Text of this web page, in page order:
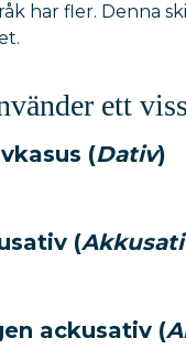
har fler. Denna
ett
(Dativ)
(
ackusativ (